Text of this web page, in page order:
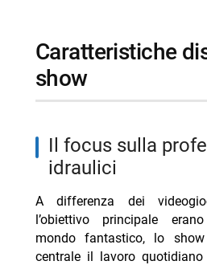
caratteristiche distintive dello
show
il focus sulla professione degli
idraulici
A differenza dei
l’obiettivo principale
mondo fantastico, lo
centrale il lavoro